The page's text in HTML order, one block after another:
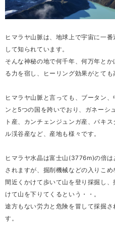
ヒマラヤ山脈は、地球上で宇宙に一
して知られています。
そんな神秘の地で何千年、何万年と
る力を宿し、ヒーリング効果がとても
ヒマラヤ山脈と言っても、ブータン
ンと5つの国を跨いでおり、ガネーシ
ト産、カンチェンジュンガ産、パキ
ル渓谷産など、産地も様々です。
ヒマラヤ水晶は富士山(3776m)の倍
されますが、掘削機械などの入りこ
間近くかけて歩いて山を登り採掘し
けて山を下りてくるという・・。
途方もない労力と危険を冒して採掘
す。